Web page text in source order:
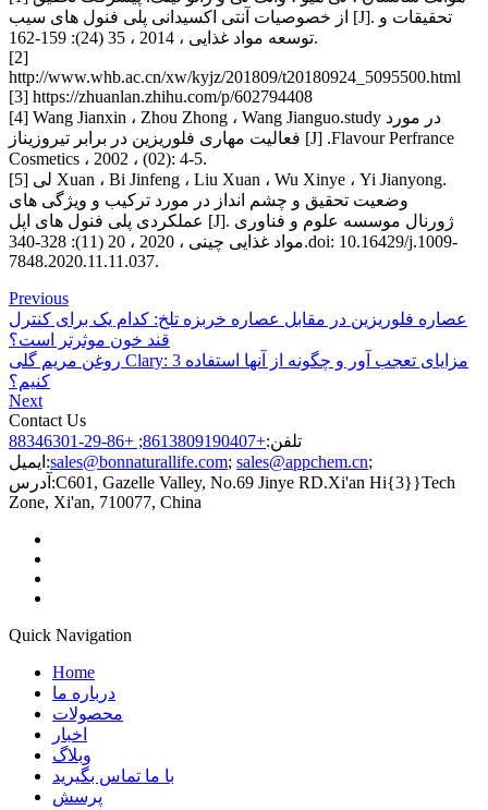
از خصوصیات آنتی اکسیدانی پلی فنول های سیب [J]. تحقیقات و
توسعه مواد غذایی ، 2014 ، 35 (24): 159-162.
[2]
http://www.whb.ac.cn/xw/kyjz/201809/t20180924_5095500.html
[3] https://zhuanlan.zhihu.com/p/602794408
[4] Wang Jianxin ، Zhou Zhong ، Wang Jianguo.study در مورد
فعالیت مهاری فلوریزین در برابر تیروزیناز [J] .Flavour Perfrance
Cosmetics ، 2002 ، (02): 4-5.
[5] لی Xuan ، Bi Jinfeng ، Liu Xuan ، Wu Xinye ، Yi Jianyong.
وضعیت تحقیق و چشم انداز در مورد ترکیب و ویژگی های
عملکردی پلی فنول های اپل [J]. ژورنال موسسه علوم و فناوری
مواد غذایی چینی ، 2020 ، 20 (11): 328-340.doi: 10.16429/j.1009-
7848.2020.11.11.037.
Previous
عصاره فلوریزین در مقابل عصاره خربزه تلخ: کدام یک برای کنترل
قند خون موثرتر است؟
روغن مریم گلی Clary: 3 مزایای تعجب آور و چگونه از آنها استفاده
کنیم؟
Next
Contact Us
تلفن:+8613809190407; +86-29-88346301
ایمیل:sales@bonnaturallife.com; sales@appchem.cn;
آدرس:C601, Gazelle Valley, No.69 Jinye RD.Xi'an Hi{3}}Tech
Zone, Xi'an, 710077, China
Quick Navigation
Home
درباره ما
محصولات
اخبار
وبلاگ
با ما تماس بگیرید
پرسش